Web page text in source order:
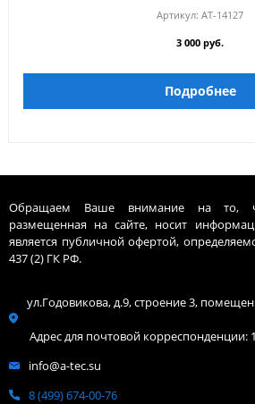
Артикул: AT-14127
3 000 руб.
Подробнее
Обращаем Ваше внимание на то,
размещенная на сайте, носит
является публичной офертой,
437 (2) ГК РФ.
ул.Годовикова, д.9, строение 3,
Адрес для почтовой корреспонденции:
info@a-tec.su
8 (499) 674-00-76